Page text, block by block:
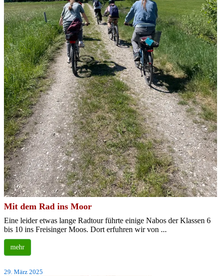
Mit dem Rad ins Moor
Eine leider etwas lange Radtour führte einige Nabos der Klassen 6
bis 10 ins Freisinger Moos. Dort erfuhren wir von ...
mehr
29. März 2025